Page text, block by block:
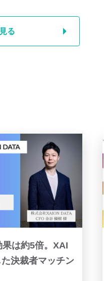
る
は約5倍。XAI
決裁者マッチン